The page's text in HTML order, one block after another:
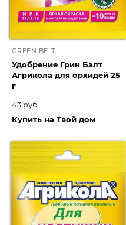
GREEN BELT
Удобрение Грин Бэлт
Агрикола для орхидей 25
г
43 руб.
Купить на Твой дом